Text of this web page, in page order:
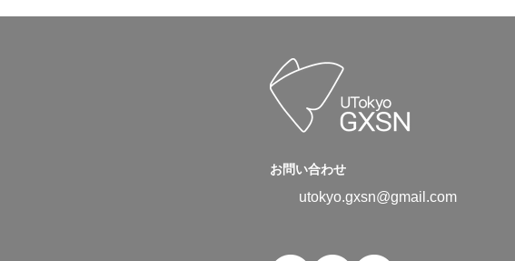
お問い合わせ
utokyo.gxsn@gmail.com